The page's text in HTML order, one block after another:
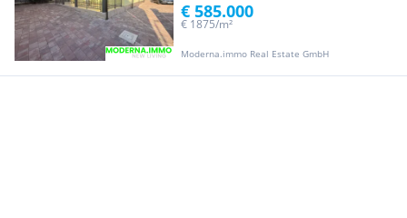
Moderna.immo Real Estate GmbH
€ 1875/m²
€ 585.000